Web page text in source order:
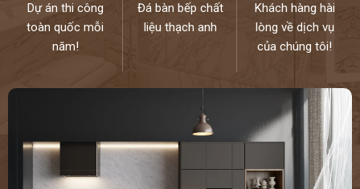
Dự án thi công
toàn quốc mỗi
năm!
Đá bàn bếp chất
liệu thạch anh
Khách hàng hài
lòng về dịch vụ
của chúng tôi!